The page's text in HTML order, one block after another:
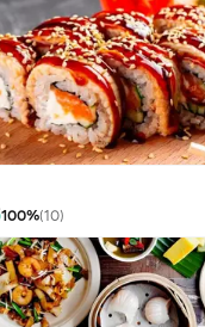
100%(10)